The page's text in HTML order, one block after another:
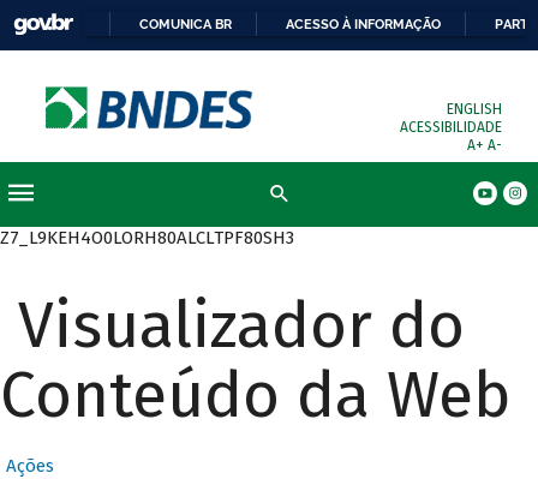
COMUNICA BR ACESSO À INFORMAÇÃO
ENGLISH
ACESSIBILIDADE
A+ A-
Z7_L9KEH4O0LORH80ALCLTPF80SH3
Visualizador do
Conteúdo da Web
Ações